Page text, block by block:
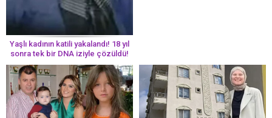
Yaşlı kadının katili yakalandı! 18 yıl
sonra tek bir DNA iziyle çözüldü!